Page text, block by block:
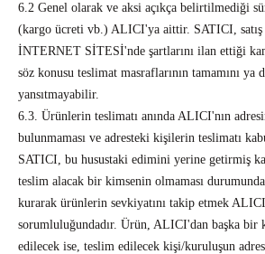
6.2 Genel olarak ve aksi açıkça belirtilmediği
(kargo ücreti vb.) ALICI'ya aittir. SATICI, satış
İNTERNET SİTESİ'nde şartlarını ilan ettiği
söz konusu teslimat masraflarının tamamını ya
yansıtmayabilir.
6.3. Ürünlerin teslimatı anında ALICI'nın
bulunmaması ve adresteki kişilerin teslimatı
SATICI, bu husustaki edimini yerine getirmiş
teslim alacak bir kimsenin olmaması
kurarak ürünlerin sevkiyatını takip etmek
sorumluluğundadır. Ürün, ALICI'dan başka bir
edilecek ise, teslim edilecek kişi/kuruluşun